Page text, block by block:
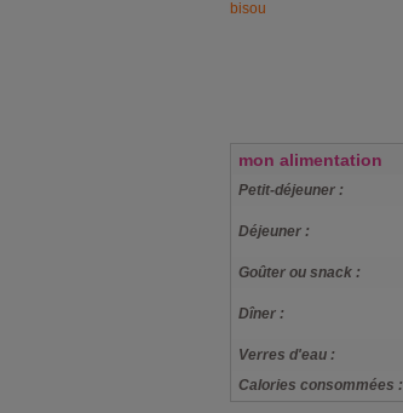
bisou
mon alimentation
Petit-déjeuner :
Déjeuner :
Goûter ou snack :
Dîner :
Verres d'eau :
Calories consommées :